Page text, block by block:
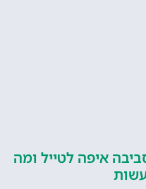
איפה לטייל ומה